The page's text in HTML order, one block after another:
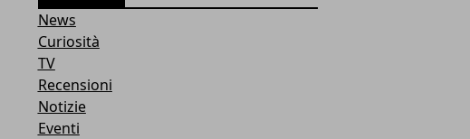
News
Curiosità
TV
Recensioni
Notizie
Eventi